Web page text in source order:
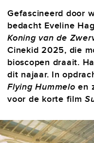
Gefascineerd door
bedacht Eveline
Koning van de
Cinekid 2025, die
bioscopen draait.
dit najaar. In
Flying Hummelo en
voor de korte film